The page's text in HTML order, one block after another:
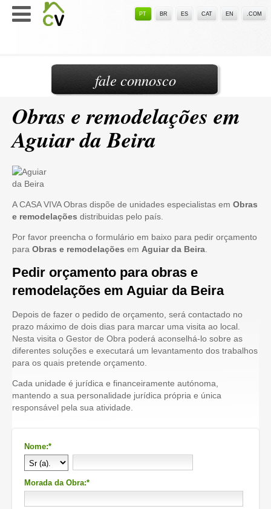
PT BR ES CAT EN .COM
Obras e remodelações em
Aguiar da Beira
A CASA VIVA Obras dispõe de unidades especialistas em Obras
e remodelações distribuidas pelo país.
Por favor preencha o formulário em baixo para pedir orçamento
para Obras e remodelações em Aguiar da Beira
Pedir orçamento para obras e
remodelações em Aguiar da Beira
Depois de fazer o pedido de orçamento, será contactado no
prazo máximo de dois dias para marcar uma visita ao local.
Nesta visita o Gestor de Obra poderá aconselhá-lo sobre as
diferentes soluções e executará um levantamento dos trabalhos
para os quais pretende orçamento.
Cada unidade é jurídica e financeiramente autónoma,
mantendo a sua personalidade jurídica própria e única
responsável pela sua atividade.
Nome:*
Morada da Obra:*
fale connosco